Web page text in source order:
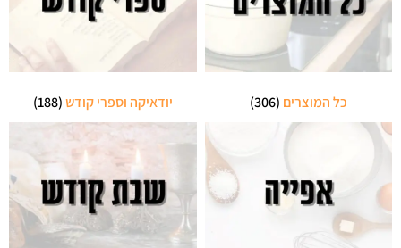
כל המוצרים (306) יודאיקה וספרי קודש(188)